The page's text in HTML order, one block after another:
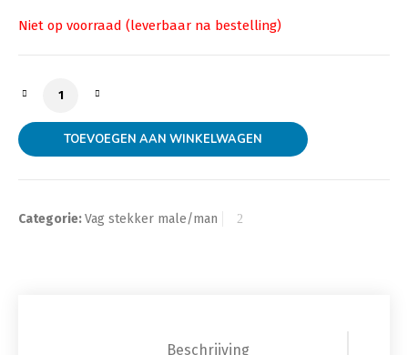
VAG Stekker afdichting WIT: AFDOP AFDICHTING
TOEVOEGEN AAN WINKELWAGEN
Categorie:Vag stekker male/man
Beschrijving